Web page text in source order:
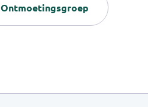
Ontmoetingsgroep